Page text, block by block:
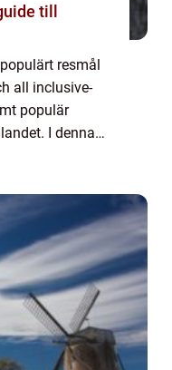
till
resmål
all inclusive-
populär
I denna